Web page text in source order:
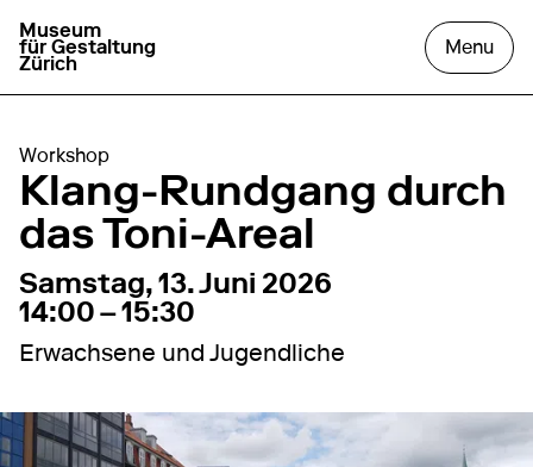
go to homepage
Museum
für Gestaltung
Zürich
Menu
Workshop
Klang-Rundgang durch
das Toni-Areal
13. Juni 202614:00 – 15:30
Samstag, 13. Juni 2026
14:00 – 15:30
Erwachsene und Jugendliche